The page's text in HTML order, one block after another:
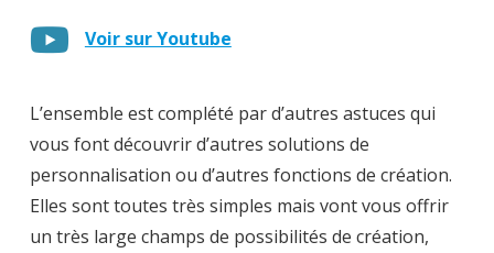
Voir sur Youtube
L’ensemble est complété par d’autres astuces qui
vous font découvrir d’autres solutions de
personnalisation ou d’autres fonctions de création.
Elles sont toutes très simples mais vont vous offrir
un très large champs de possibilités de création,